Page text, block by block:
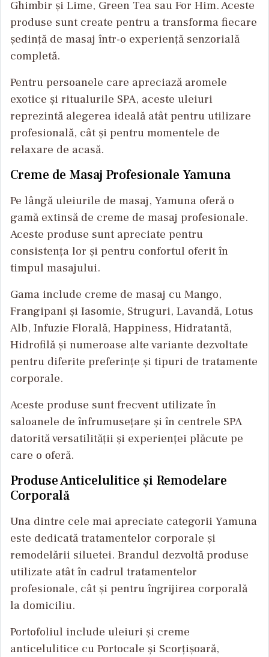
Ghimbir și Lime, Green Tea sau For Him. Aceste
produse sunt create pentru a transforma fiecare
ședință de masaj într-o experiență senzorială
completă.
Pentru persoanele care apreciază aromele
exotice și ritualurile SPA, aceste uleiuri
reprezintă alegerea ideală atât pentru utilizare
profesională, cât și pentru momentele de
relaxare de acasă.
Creme de Masaj Profesionale Yamuna
Pe lângă uleiurile de masaj, Yamuna oferă o
gamă extinsă de creme de masaj profesionale.
Aceste produse sunt apreciate pentru
consistența lor și pentru confortul oferit în
timpul masajului.
Gama include creme de masaj cu Mango,
Frangipani și Iasomie, Struguri, Lavandă, Lotus
Alb, Infuzie Florală, Happiness, Hidratantă,
Hidrofilă și numeroase alte variante dezvoltate
pentru diferite preferințe și tipuri de tratamente
corporale.
Aceste produse sunt frecvent utilizate în
saloanele de înfrumusețare și în centrele SPA
datorită versatilității și experienței plăcute pe
care o oferă.
Produse Anticelulitice și Remodelare
Corporală
Una dintre cele mai apreciate categorii Yamuna
este dedicată tratamentelor corporale și
remodelării siluetei. Brandul dezvoltă produse
utilizate atât în cadrul tratamentelor
profesionale, cât și pentru îngrijirea corporală
la domiciliu.
Portofoliul include uleiuri și creme
anticelulitice cu Portocale și Scorțișoară,